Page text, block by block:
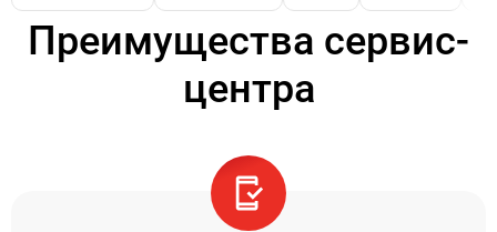
Преимущества сервис-
центра